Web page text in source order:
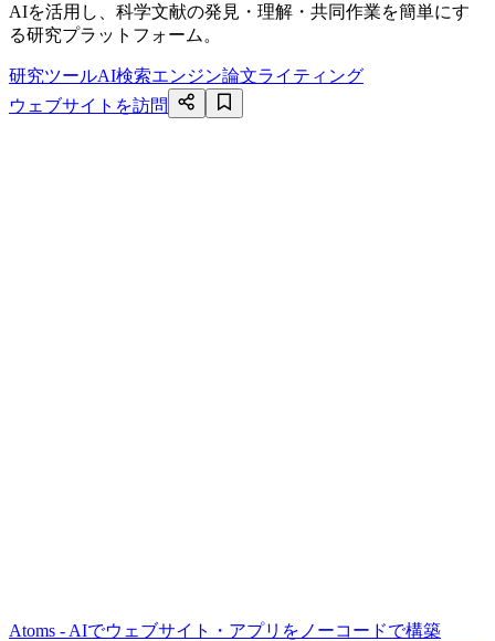
AIを活用し、科学文献の発見・理解・共同作業を簡単にす
る研究プラットフォーム。
研究ツールAI検索エンジン論文ライティング
ウェブサイトを訪問
Atoms - AIでウェブサイト・アプリをノーコードで構築